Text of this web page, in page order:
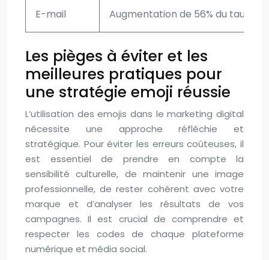
E-mail Augmentation de 56% du taux
Les pièges à éviter et les
meilleures pratiques pour
une stratégie emoji réussie
L’utilisation des emojis dans le marketing digital
nécessite une approche réfléchie et
stratégique. Pour éviter les erreurs coûteuses, il
est essentiel de prendre en compte la
sensibilité culturelle, de maintenir une image
professionnelle, de rester cohérent avec votre
marque et d’analyser les résultats de vos
campagnes. Il est crucial de comprendre et
respecter les codes de chaque plateforme
numérique et média social.